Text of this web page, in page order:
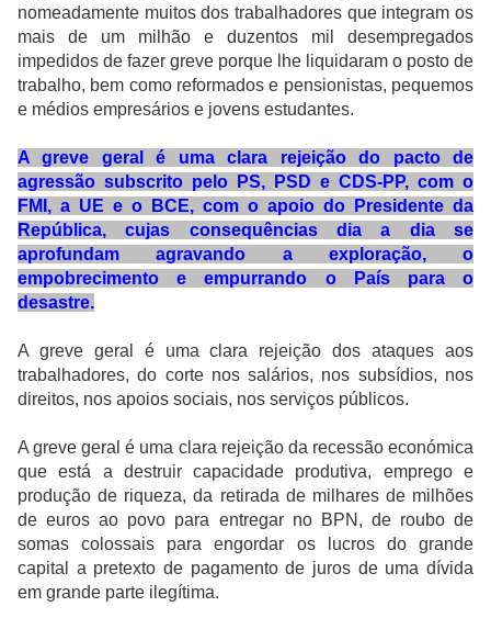
nomeadamente muitos dos trabalhadores que integram os
mais de um milhão e duzentos mil desempregados
impedidos de fazer greve porque lhe liquidaram o posto de
trabalho, bem como reformados e pensionistas, pequemos
e médios empresários e jovens estudantes.
A greve geral é uma clara rejeição do pacto de
agressão subscrito pelo PS, PSD e CDS-PP, com o
FMI, a UE e o BCE, com o apoio do Presidente da
República, cujas consequências dia a dia se
aprofundam agravando a exploração, o
empobrecimento e empurrando o País para o
desastre.
A greve geral é uma clara rejeição dos ataques aos
trabalhadores, do corte nos salários, nos subsídios, nos
direitos, nos apoios sociais, nos serviços públicos.
A greve geral é uma clara rejeição da recessão económica
que está a destruir capacidade produtiva, emprego e
produção de riqueza, da retirada de milhares de milhões
de euros ao povo para entregar no BPN, de roubo de
somas colossais para engordar os lucros do grande
capital a pretexto de pagamento de juros de uma dívida
em grande parte ilegítima.